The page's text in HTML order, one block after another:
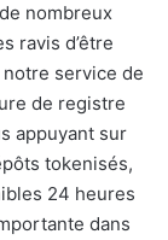
nombreux
ravis d’être
notre service de
de registre
appuyant sur
tokenisés,
24 heures
dans